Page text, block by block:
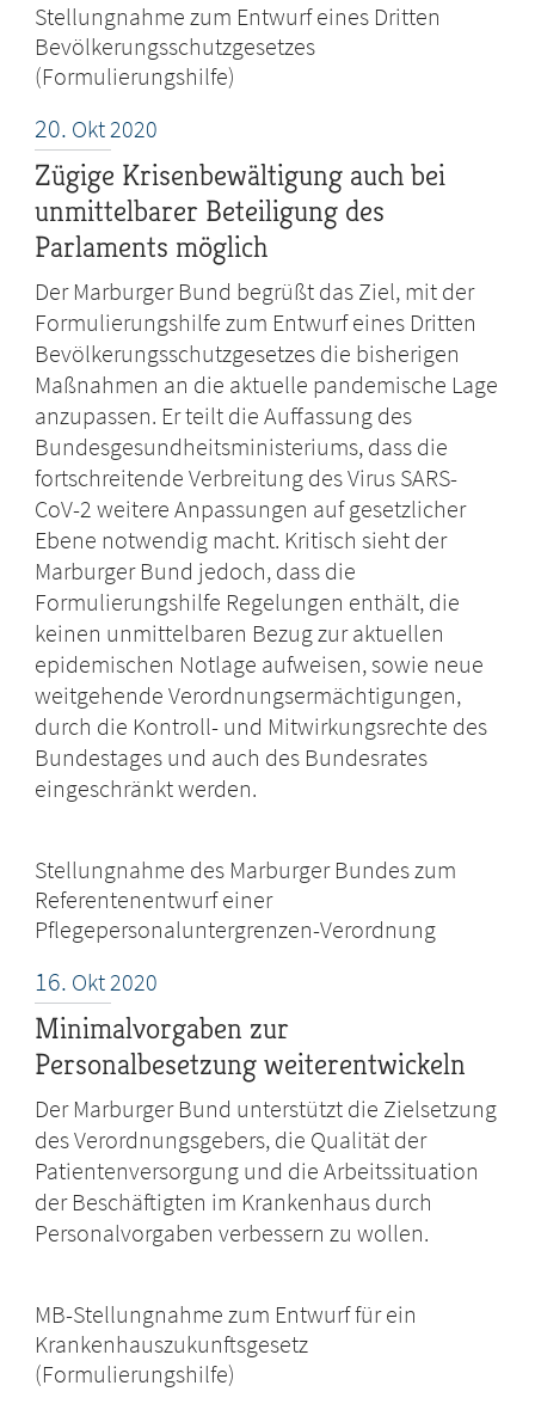
Stellungnahme zum Entwurf eines Dritten
Bevölkerungsschutzgesetzes
(Formulierungshilfe)
20. Okt2020
Zügige Krisenbewältigung auch bei
unmittelbarer Beteiligung des
Parlaments möglich
Der Marburger Bund begrüßt das Ziel, mit der
Formulierungshilfe zum Entwurf eines Dritten
Bevölkerungsschutzgesetzes die bisherigen
Maßnahmen an die aktuelle pandemische Lage
anzupassen. Er teilt die Auffassung des
Bundesgesundheitsministeriums, dass die
fortschreitende Verbreitung des Virus SARS-
CoV-2 weitere Anpassungen auf gesetzlicher
Ebene notwendig macht. Kritisch sieht der
Marburger Bund jedoch, dass die
Formulierungshilfe Regelungen enthält, die
keinen unmittelbaren Bezug zur aktuellen
epidemischen Notlage aufweisen, sowie neue
weitgehende Verordnungsermächtigungen,
durch die Kontroll- und Mitwirkungsrechte des
Bundestages und auch des Bundesrates
eingeschränkt werden.
Stellungnahme des Marburger Bundes zum
Referentenentwurf einer
Pflegepersonaluntergrenzen-Verordnung
16. Okt2020
Minimalvorgaben zur
Personalbesetzung weiterentwickeln
Der Marburger Bund unterstützt die Zielsetzung
des Verordnungsgebers, die Qualität der
Patientenversorgung und die Arbeitssituation
der Beschäftigten im Krankenhaus durch
Personalvorgaben verbessern zu wollen.
MB-Stellungnahme zum Entwurf für ein
Krankenhauszukunftsgesetz
(Formulierungshilfe)